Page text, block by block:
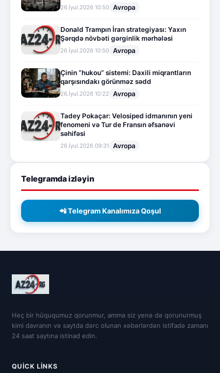
26.İyul.2026 10:50 Avropa
Donald Trampın İran strategiyası: Yaxın
Şərqdə növbəti gərginlik mərhələsi
26.İyul.2026 10:50 Avropa
Çinin “hukou” sistemi: Daxili miqrantların
qarşısındakı görünməz sədd
26.İyul.2026 10:22 Avropa
Tadey Pokaçar: Velosiped idmanının yeni
fenomeni və Tur de Fransın əfsanəvi
səhifəsi
26.İyul.2026 09:31 Avropa
Telegramda izləyin
📲 Telegram Kanalımıza Qoşul
Heç bir hüququmuz qorunmur, amma siz yenə də qorunurmuş
kimi davranın və saytda dərc olunan xəbərlərdən istifadə zamanı
24 saat saytına istinad edin.
QUICK LINKS